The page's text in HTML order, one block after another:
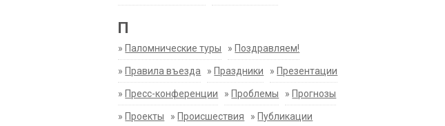
П
» Паломнические туры » Поздравляем!
» Правила въезда » Праздники » Презентации
» Пресс-конференции » Проблемы » Прогнозы
» Проекты » Происшествия » Публикации